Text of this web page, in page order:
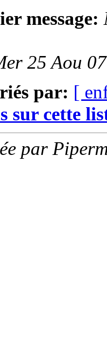
message:
25 Aou
par: [
sur cette
par